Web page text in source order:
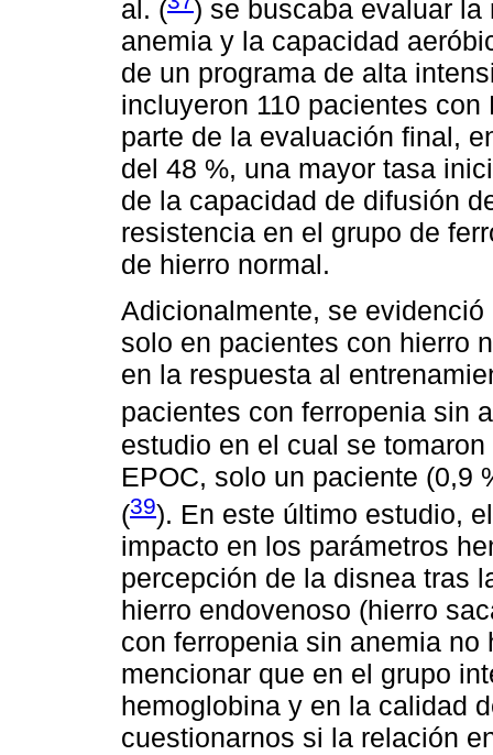
al. (
) se buscaba evaluar
anemia y la capacidad
de un programa de alta
incluyeron 110 pacientes
parte de la evaluación final,
del 48 %, una mayor tasa
de la capacidad de difusión
resistencia en el grupo de
de hierro normal.
Adicionalmente, se
solo en pacientes con hierro
en la respuesta al
pacientes con ferropenia sin
estudio en el cual se
EPOC, solo un paciente (0,9
(39). En este último estudio,
impacto en los parámetros
percepción de la disnea tras
hierro endovenoso (hierro
con ferropenia sin anemia
mencionar que en el grupo
hemoglobina y en la calidad
cuestionarnos si la relación